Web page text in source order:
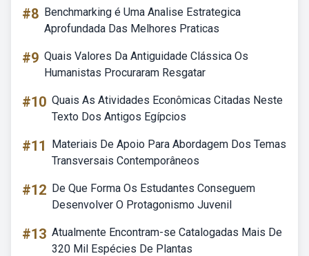
#8 Benchmarking é Uma Analise Estrategica
Aprofundada Das Melhores Praticas
#9 Quais Valores Da Antiguidade Clássica Os
Humanistas Procuraram Resgatar
#10 Quais As Atividades Econômicas Citadas Neste
Texto Dos Antigos Egípcios
#11
Materiais De Apoio Para Abordagem Dos Temas
Transversais Contemporâneos
#12 De Que Forma Os Estudantes Conseguem
Desenvolver O Protagonismo Juvenil
#13 Atualmente Encontram-se Catalogadas Mais De
320 Mil Espécies De Plantas